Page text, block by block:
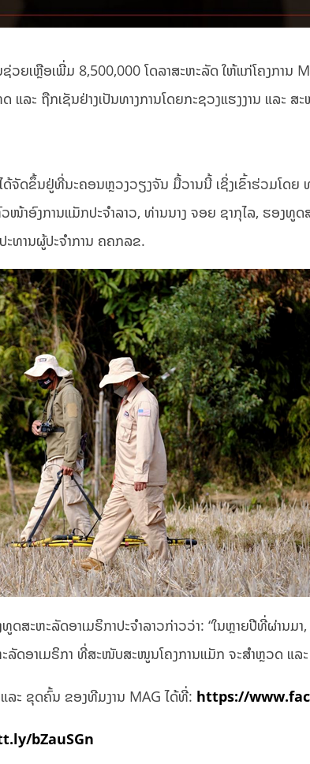
ວຍເຫຼືອເພີ່ມ 8,500,000 ໂດລາສະຫະລັດ ໃຫ້ແກ່ໂຄງກາ
ແລະ ຖືກເຊັນຢ່າງເປັນທາງການໂດຍກະຊວງແຮງງານ ແລ
ຈັດຂຶ້ນຢູ່ທີ່ນະຄອນຫຼວງວຽງຈັນ ມື້ວານນີ້ ເຊິ່ງເຂົ້າຮ່ວມໂດ
າອົງການແມັກປະຈຳລາວ, ທ່ານນາງ ຈອຍ ຊາກຸໄລ, ຮອງທູ
ະທານຜູ້ປະຈຳການ ຄຄກລຂ.
ດສະຫະລັດອາເມຣິກາປະຈຳລາວກ່າວວ່າ: “ໃນຫຼາຍປີທີ່ຜ່າ
ລັດອາເມຣິກາ ທີ່ສະໜັບສະໜູນໂຄງການແມັກ ຈະສຳຫຼວດ ແລ
ລະ ຂຸດຄົ້ນ ຂອງທີມງານ MAG ໄດ້ທີ່: https://
bZauSGn